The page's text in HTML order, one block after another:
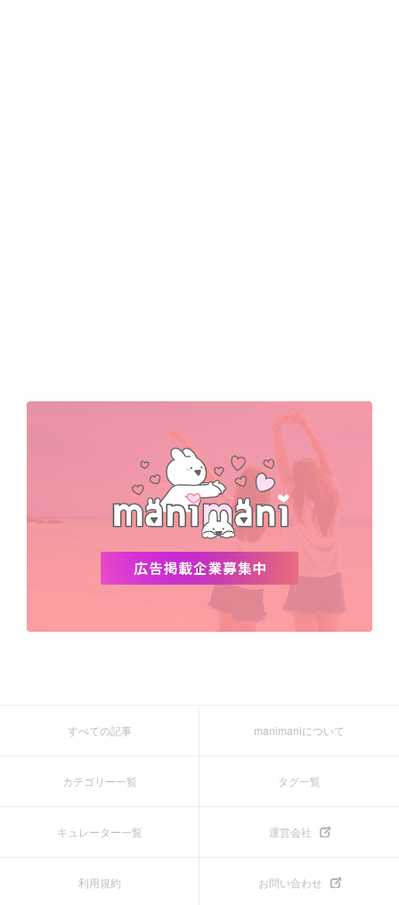
すべての記事 manimaniについて
カテゴリー一覧 タグ一覧
キュレーター一覧 運営会社
利用規約 お問い合わせ